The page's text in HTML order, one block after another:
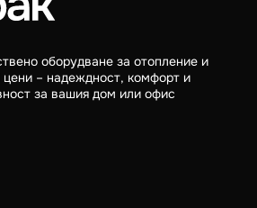
оборудване за отопление и
– надеждност, комфорт и